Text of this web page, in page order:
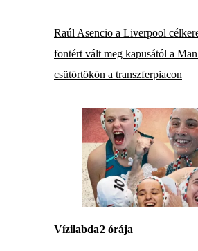
Raúl Asencio a Liverpool
fontért vált meg kapusától a
csütörtökön a transzferpiacon
Vízilabda2 órája